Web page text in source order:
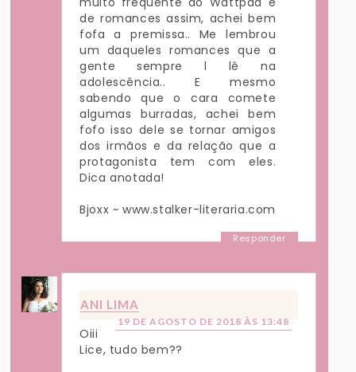
de romances assim, achei bem
fofa a premissa.. Me lembrou
um daqueles romances que a
gente sempre l lê na
adolescência.. E mesmo
sabendo que o cara comete
algumas burradas, achei bem
fofo isso dele se tornar amigos
dos irmãos e da relação que a
protagonista tem com eles.
Dica anotada!
Bjoxx ~ www.stalker-literaria.com
Responder
ANI LIMA
19 DE AGOSTO DE 2018 ÀS 13:48
Oiii
Lice, tudo bem??